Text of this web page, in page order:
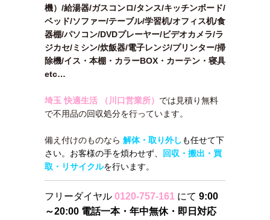
機）/給湯器/ガスコンロ/タンス/キッチンボード/
ベッド/ソファー/テーブル/学習机/オフィス机/食
器棚/パソコン/DVDプレーヤー/ビデオカメラ/ラ
ジカセ/ミシン/炊飯器/電子レンジ/プリンター/掃
除機/イス・本棚・カラーBOX・カーテン・寝具
etc…
埼玉 快適生活 （川口営業所） では見積り無料
で不用品の回収処分を行っています。
備え付けのものなら 解体・取り外しも任せて下
さい。お客様の手を煩わせず、
回収・搬出・買
取・リサイクルを行います。
フリーダイヤル 0120-757-161 にて 9:00
～20:00 電話一本・年中無休・即日対応